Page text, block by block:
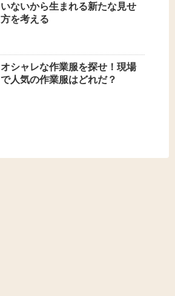
いないから生まれる新たな見せ
方を考える
オシャレな作業服を探せ！現場
で人気の作業服はどれだ？